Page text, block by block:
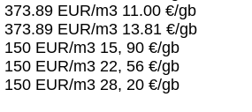
EUR/m3 11.00 €/gb
EUR/m3 13.81 €/gb
EUR/m3 15, 90 €/gb
EUR/m3 22, 56 €/gb
EUR/m3 28, 20 €/gb